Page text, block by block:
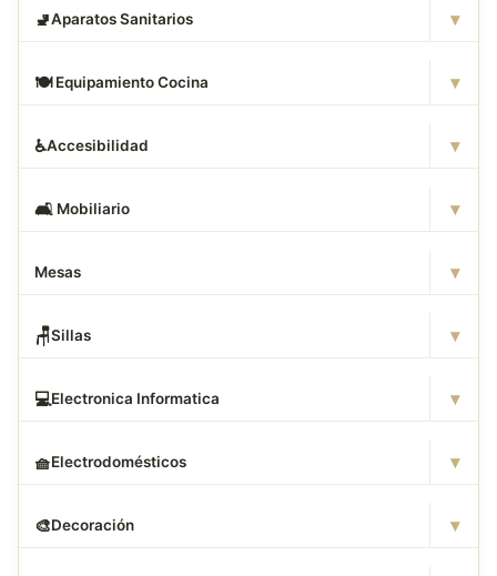
🚽Aparatos Sanitarios ▾
🍽️ Equipamiento Cocina ▾
♿Accesibilidad ▾
🛋 ️ Mobiliario ▾
Mesas ▾
🪑Sillas ▾
💻Electronica Informatica ▾
🧺Electrodomésticos ▾
🎨Decoración ▾